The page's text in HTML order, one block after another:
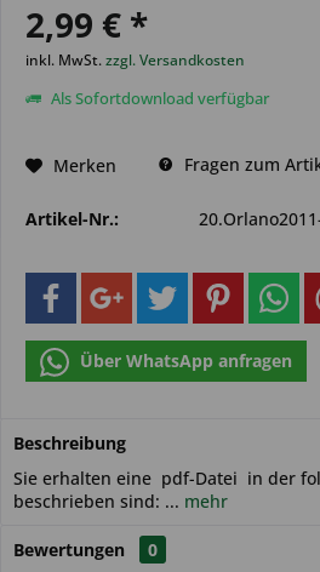
2,99 € *
inkl. MwSt.zzgl. Versandkosten
Als Sofortdownload verfügbar
Merken Fragen zum
Artikel-Nr.:
Über WhatsApp anfragen
Beschreibung
Sie erhalten eine pdf-Datei in der
beschrieben sind: ... mehr
Bewertungen
0